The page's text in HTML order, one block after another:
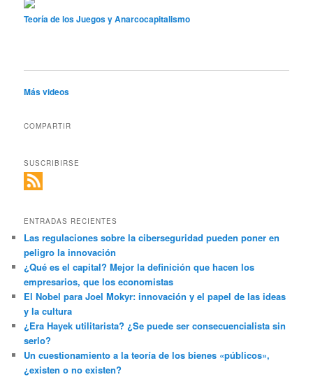
Teoría de los Juegos y Anarcocapitalismo
Más videos
COMPARTIR
SUSCRIBIRSE
ENTRADAS RECIENTES
Las regulaciones sobre la ciberseguridad pueden poner en
peligro la innovación
¿Qué es el capital? Mejor la definición que hacen los
empresarios, que los economistas
El Nobel para Joel Mokyr: innovación y el papel de las ideas
y la cultura
¿Era Hayek utilitarista? ¿Se puede ser consecuencialista sin
serlo?
Un cuestionamiento a la teoría de los bienes «públicos»,
¿existen o no existen?